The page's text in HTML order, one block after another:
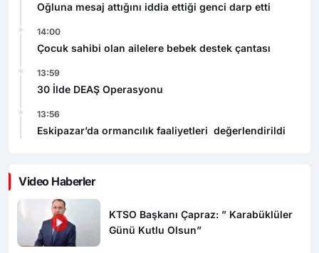
Oğluna mesaj attığını iddia ettiği genci darp etti
14:00
Çocuk sahibi olan ailelere bebek destek çantası
13:59
30 İlde DEAŞ Operasyonu
13:56
Eskipazar’da ormancılık faaliyetleri değerlendirildi
Video Haberler
KTSO Başkanı Çapraz: ” Karabüklüler
Günü Kutlu Olsun”